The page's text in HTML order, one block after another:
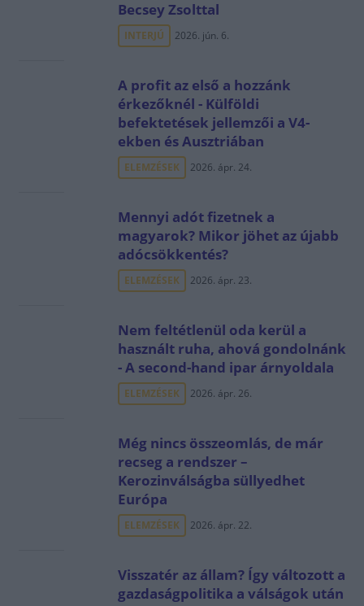
Becsey Zsolttal
INTERJÚ 2026. jún. 6.
A profit az első a hozzánk
érkezőknél - Külföldi
befektetések jellemzői a V4-
ekben és Ausztriában
ELEMZÉSEK 2026. ápr. 24.
Mennyi adót fizetnek a
magyarok? Mikor jöhet az újabb
adócsökkentés?
ELEMZÉSEK 2026. ápr. 23.
Nem feltétlenül oda kerül a
használt ruha, ahová gondolnánk
- A second-hand ipar árnyoldala
ELEMZÉSEK 2026. ápr. 26.
Még nincs összeomlás, de már
recseg a rendszer –
Kerozinválságba süllyedhet
Európa
ELEMZÉSEK 2026. ápr. 22.
Visszatér az állam? Így változott a
gazdaságpolitika a válságok után